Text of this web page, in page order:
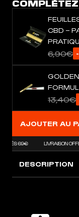
CBD –
6,90€
13,40€
AJOUTER AU
DÈS 69€ LIVRAISON
DESCRIPTION